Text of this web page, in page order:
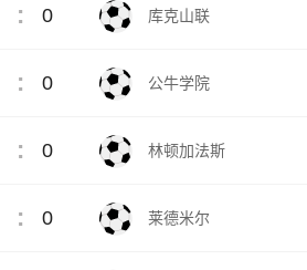
: 0 库克山联
: 0 公牛学院
: 0 林顿加法斯
: 0 莱德米尔